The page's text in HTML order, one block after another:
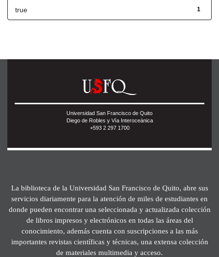
1
true
Universidad San Francisco de Quito
Diego de Robles y Vía Interoceánica
+593 2 297 1700
La biblioteca de la Universidad San Francisco de Quito, abre sus
servicios diariamente para la atención de miles de estudiantes en
donde pueden encontrar una seleccionada y actualizada colección
de libros impresos y electrónicos en todas las áreas del
conocimiento, además cuenta con suscripciones a las más
importantes revistas científicas y técnicas, una extensa colección
de materiales multimedia y acceso.